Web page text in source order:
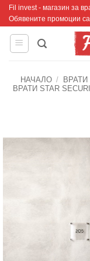
Skip
content
Fil invest - магазин за
Обявените промоции
НАЧАЛО / ВРАТИ
ВРАТИ STAR